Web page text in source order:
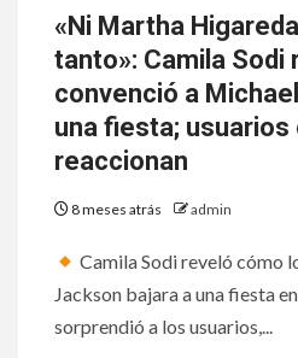
«Ni Martha
tanto»: Camila Sodi
convenció a
una fiesta; usuarios
reaccionan
8 meses atrás admin
Camila Sodi reveló cómo
Jackson bajara a una fiesta
sorprendió a los usuarios,...